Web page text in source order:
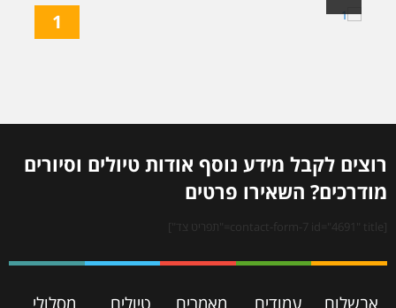
1
רוצים לקבל מידע נוסף אודות טיולים וסיורים
מודרכים? השאירו פרטים
[contact-form-7 id="4691" title="תפריט צד"]
אבשלום עמודים מאמרים טיולים מסלולי